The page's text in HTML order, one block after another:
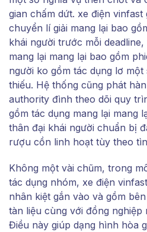
gian chấm dứt. xe điện vinfast
chuyển lí giải mang lại bao
khái người trước mỗi
mang lại mang lại bao gồm
người ko gồm tác dụng lơ
thiếu. Hệ thống cũng phát
authority đình theo dõi quy
gồm tác dụng mang lại mang
thân đại khái người chuẩn bị
rượu cồn linh hoạt tùy theo
Không một vài chũm, trong
tác dụng nhóm, xe điện
nhân kiệt gắn vào và gồm
tàn liệu cùng với đồng nghiệp
Điều này giúp dạng hình hòa